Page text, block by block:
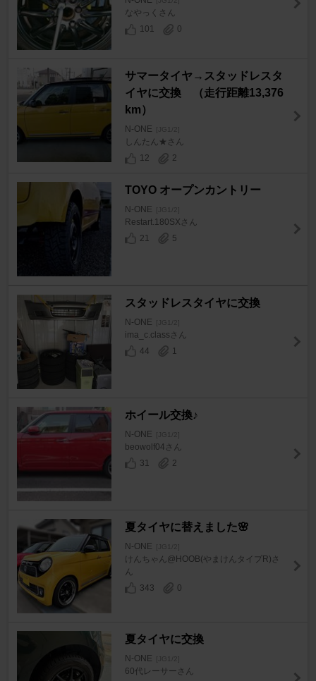
なやっくさん
101
0
サマータイヤ→スタッドレスタ
イヤに交換 （走行距離13,376
km）
N-ONE [JG1/2]
しんたん★さん
12
2
TOYO オープンカントリー
N-ONE [JG1/2]
Restart.180SXさん
21
5
スタッドレスタイヤに交換
N-ONE [JG1/2]
ima_c.classさん
44
1
ホイール交換♪
N-ONE [JG1/2]
beowolf04さん
31
2
夏タイヤに替えました🌸
N-ONE [JG1/2]
けんちゃん@HOOB(やまけんタイプR)さ
ん
343
0
夏タイヤに交換
N-ONE [JG1/2]
60代レーサーさん